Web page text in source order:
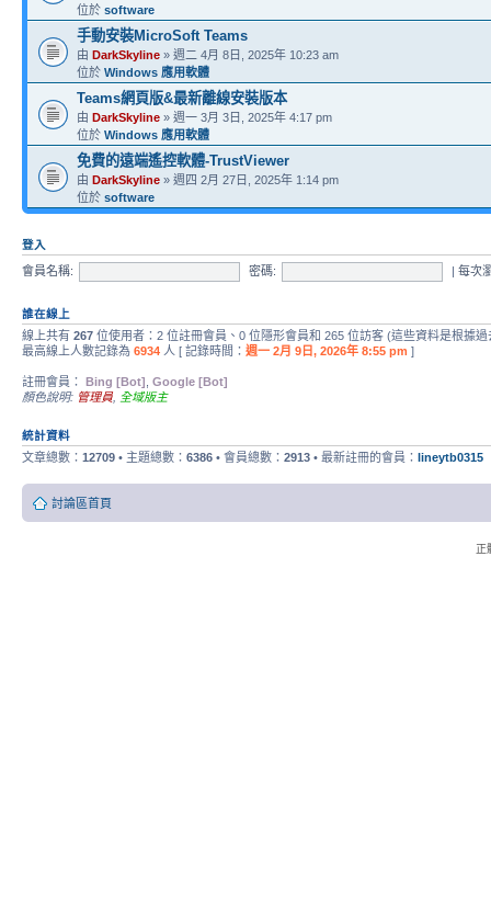
位於 software
手動安裝MicroSoft Teams
由 DarkSkyline » 週二 4月 8日, 2025年 10:23 am
位於 Windows 應用軟體
Teams網頁版&最新離線安裝版本
由 DarkSkyline » 週一 3月 3日, 2025年 4:17 pm
位於 Windows 應用軟體
免費的遠端遙控軟體-TrustViewer
由 DarkSkyline » 週四 2月 27日, 2025年 1:14 pm
位於 software
登入
會員名稱:
密碼: | 每次
誰在線上
線上共有 267 位使用者：2 位註冊會員、0 位隱形會員和 265 位訪客 (這些資料是根據
最高線上人數記錄為 6934 人 [ 記錄時間： 週一 2月 9日, 2026年 8:55 pm ]
註冊會員： Bing [Bot] Google [Bot]
顏色說明: 管理員 全域版主
統計資料
文章總數： 12709 • 主題總數： 6386 • 會員總數： 2913 • 最新註冊的會員： lineytb0315
討論區首頁
正